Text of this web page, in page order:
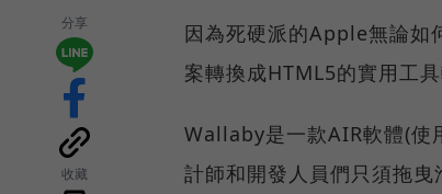
分享
收藏
因為死硬派的Apple無論如
案轉換成HTML5的實用工
Wallaby是一款AIR軟體(使
計師和開發人員們只須拖